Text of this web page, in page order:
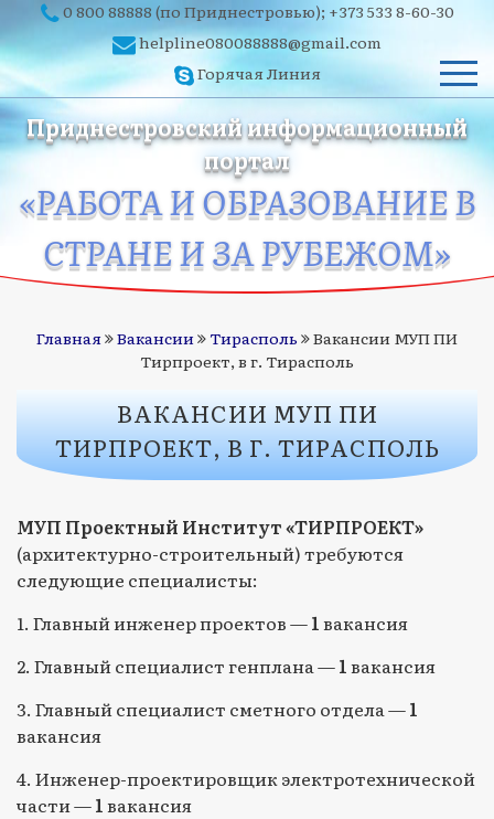
0 800 88888 (по Приднестровью); +373 533 8-60-30
helpline080088888@gmail.com
Горячая Линия
Приднестровский информационный
портал
«РАБОТА И ОБРАЗОВАНИЕ В
СТРАНЕ И ЗА РУБЕЖОМ»
Главная Вакансии Тирасполь
Вакансии МУП ПИ
Тирпроект, в г. Тирасполь
ВАКАНСИИ МУП ПИ
ТИРПРОЕКТ, В Г. ТИРАСПОЛЬ
МУП Проектный Институт «ТИРПРОЕКТ»
(архитектурно-строительный) требуются
следующие специалисты:
1. Главный инженер проектов —1вакансия
2. Главный специалист генплана —1вакансия
3. Главный специалист сметного отдела —1
вакансия
4. Инженер-проектировщик электротехнической
части —1вакансия